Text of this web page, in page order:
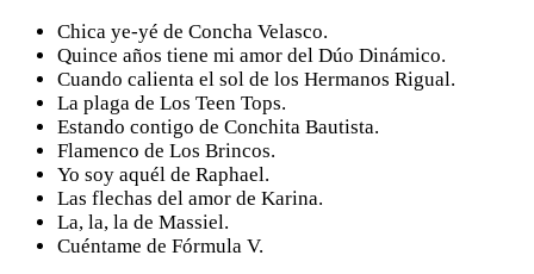
Chica ye-yé de Concha Velasco.
Quince años tiene mi amor del Dúo Dinámico.
Cuando calienta el sol de los Hermanos Rigual.
La plaga de Los Teen Tops.
Estando contigo de Conchita Bautista.
Flamenco de Los Brincos.
Yo soy aquél de Raphael.
Las flechas del amor de Karina.
La, la, la de Massiel.
Cuéntame de Fórmula V.